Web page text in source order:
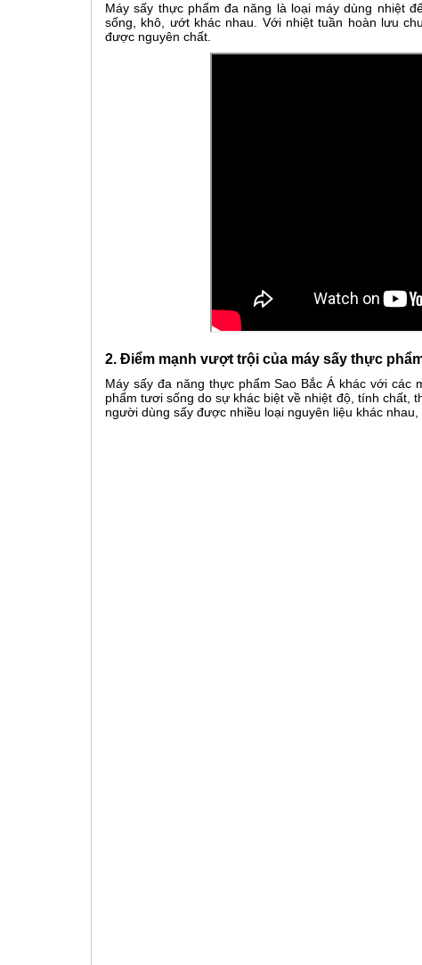
Máy sấy thực phẩm đa năng là loại máy dùng nhiệt
sống, khô, ướt khác nhau. Với nhiệt tuần hoàn lưu
được nguyên chất.
2. Điểm mạnh vượt trội của máy sấy thực
Máy sấy đa năng thực phẩm Sao Bắc Á khác với
phẩm tươi sống do sự khác biệt về nhiệt độ, tính chất,
người dùng sấy được nhiều loại nguyên liệu khác